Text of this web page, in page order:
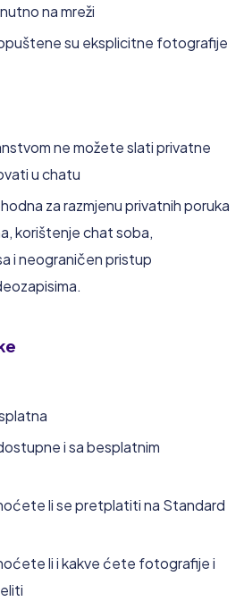
na mreži
su eksplicitne fotografije
ne možete slati privatne
u chatu
za razmjenu privatnih poruka
korištenje chat soba,
i neograničen pristup
i sa besplatnim
li se pretplatiti na Standard
li i kakve ćete fotografije i